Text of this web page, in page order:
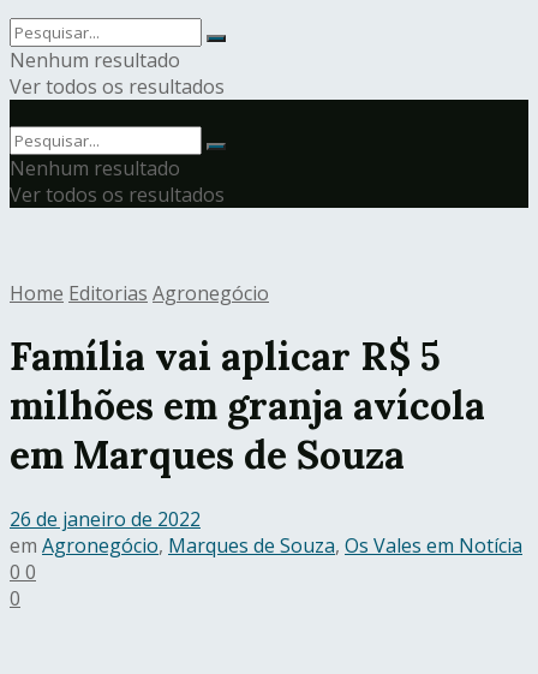
Nenhum resultado
Ver todos os resultados
Nenhum resultado
Ver todos os resultados
Home Editorias Agronegócio
Família vai aplicar R$ 5
milhões em granja avícola
em Marques de Souza
26 de janeiro de 2022
em Agronegócio, Marques de Souza, Os Vales em Notícia
0 0
0